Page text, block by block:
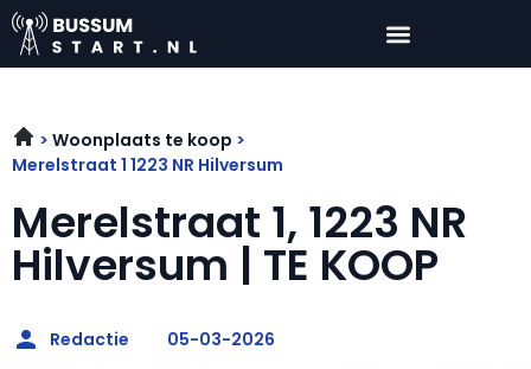
Woonplaats te koop
Merelstraat 1 1223 NR Hilversum
Merelstraat 1, 1223 NR
Hilversum | TE KOOP
Redactie 05-03-2026